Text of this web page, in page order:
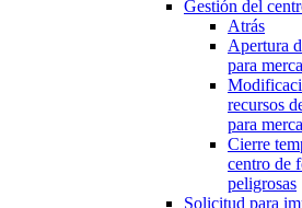
Gestión del
Atrás
Apertura
para
recursos
para
Cierre
centro de
peligrosas
Solicitud para